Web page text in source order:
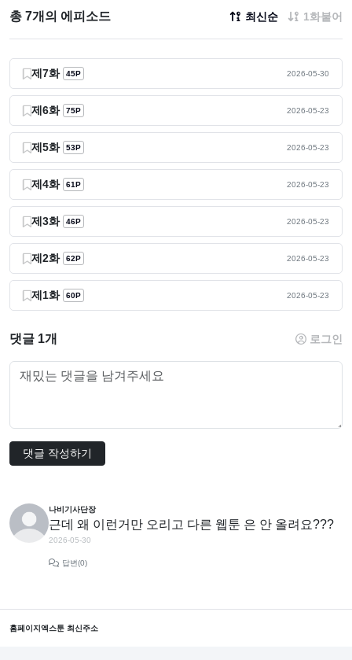
총 7개의 에피소드 최신순 1화붙어
제7화 45P 2026-05-30
제6화 75P 2026-05-23
제5화 53P 2026-05-23
제4화 61P 2026-05-23
제3화 46P 2026-05-23
제2화 62P 2026-05-23
제1화 60P 2026-05-23
댓글 1개 로그인
댓글 작성하기
나비기사단장
근데 왜 이런거만 오리고 다른 웹툰 은 안 올려요???
2026-05-30
답변(0)
홈페이지 엑스툰 최신주소